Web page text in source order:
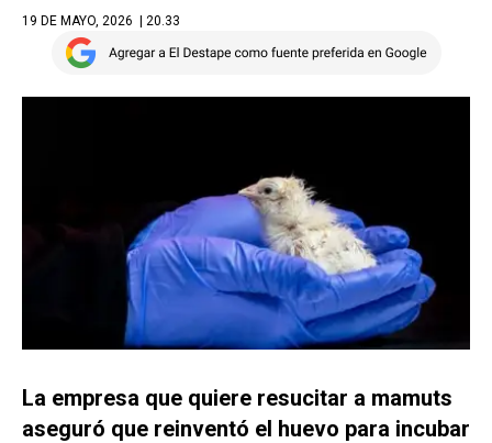
19 DE MAYO, 2026 | 20.33
La empresa que quiere resucitar a mamuts
aseguró que reinventó el huevo para incubar